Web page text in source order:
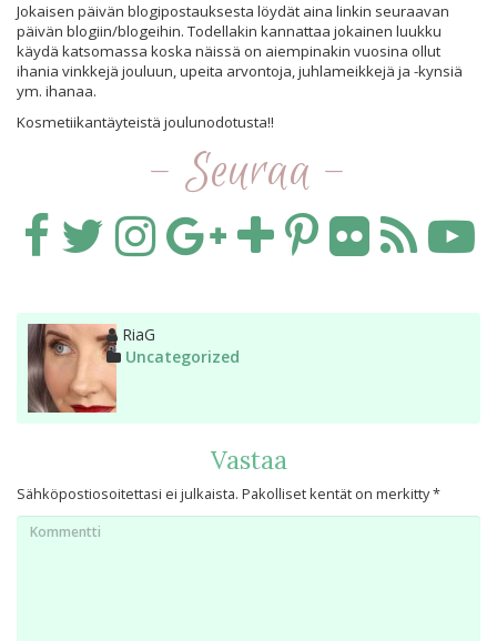
Jokaisen päivän blogipostauksesta löydät aina linkin seuraavan
päivän blogiin/blogeihin. Todellakin kannattaa jokainen luukku
käydä katsomassa koska näissä on aiempinakin vuosina ollut
ihania vinkkejä jouluun, upeita arvontoja, juhlameikkejä ja -kynsiä
ym. ihanaa.
Kosmetiikantäyteistä joulunodotusta!!
- Seuraa -
Kirjoittaja
RiaG
Kategoriat
Uncategorized
Vastaa
Sähköpostiosoitettasi ei julkaista. Pakolliset kentät on merkitty*
Kommentti